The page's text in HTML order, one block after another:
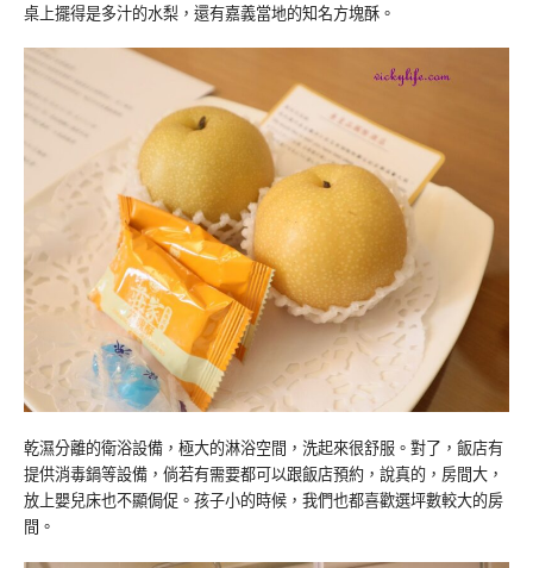
桌上擺得是多汁的水梨，還有嘉義當地的知名方塊酥。
乾濕分離的衛浴設備，極大的淋浴空間，洗起來很舒服。對了，飯店有
提供消毒鍋等設備，倘若有需要都可以跟飯店預約，說真的，房間大，
放上嬰兒床也不顯侷促。孩子小的時候，我們也都喜歡選坪數較大的房
間。